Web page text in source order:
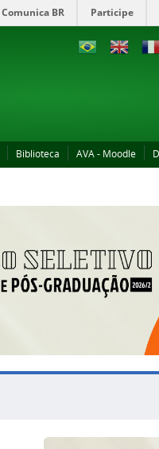
Comunica BR Participe
Biblioteca AVA - Moodle